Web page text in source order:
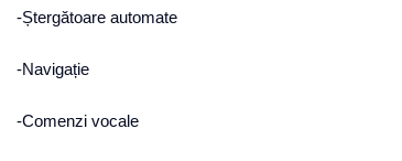
-Ștergătoare automate
-Navigație
-Comenzi vocale